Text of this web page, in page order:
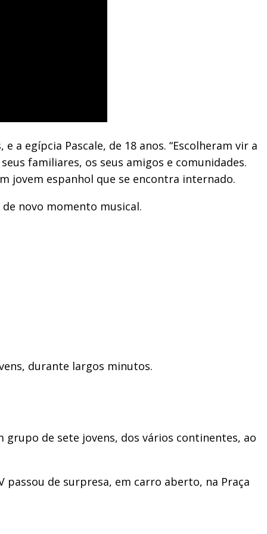
a egípcia Pascale, de 18 anos. “Escolheram vir a
familiares, os seus amigos e comunidades.
jovem espanhol que se encontra internado.
novo momento musical.
durante largos minutos.
de sete jovens, dos vários continentes, ao
passou de surpresa, em carro aberto, na Praça